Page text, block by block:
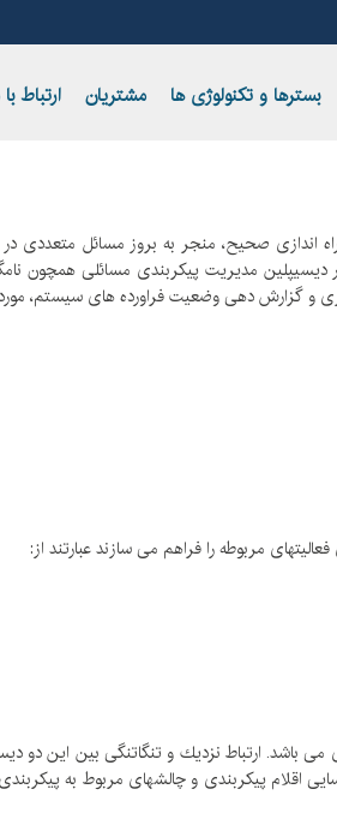
بسترها و تکنولوژی ها مشتریان ارتباط
اندازی صحیح، منجر به بروز مسائل متعددی
مدیریت پیکربندی مسائلی همچون
و گزارش دهی وضعیت فراورده های سیستم،
مربوطه را فراهم می سازند عبارتند از:
باشد. ارتباط نزدیك و تنگاتنگی بین این دو
اقلام پیكربندی و چالشهای مربوط به